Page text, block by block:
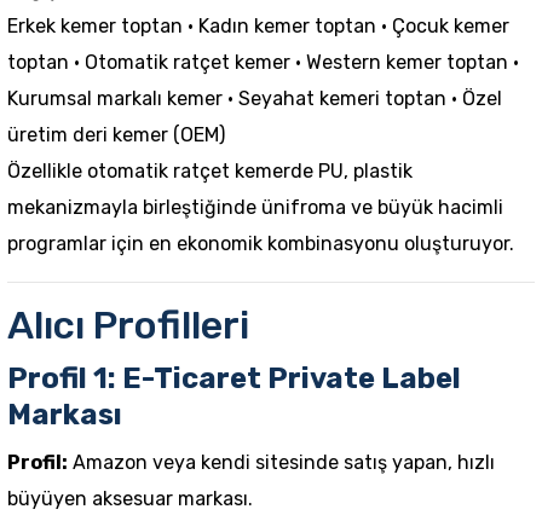
Erkek kemer toptan · Kadın kemer toptan · Çocuk kemer
toptan · Otomatik ratçet kemer · Western kemer toptan ·
Kurumsal markalı kemer · Seyahat kemeri toptan · Özel
üretim deri kemer (OEM)
Özellikle otomatik ratçet kemerde PU, plastik
mekanizmayla birleştiğinde ünifroma ve büyük hacimli
programlar için en ekonomik kombinasyonu oluşturuyor.
Alıcı Profilleri
Profil 1: E-Ticaret Private Label
Markası
Profil: Amazon veya kendi sitesinde satış yapan, hızlı
büyüyen aksesuar markası.